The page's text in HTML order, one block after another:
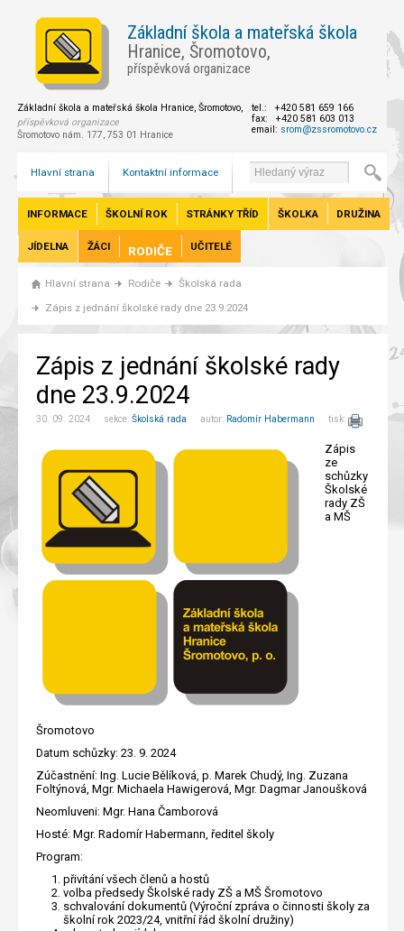
Základní škola a mateřská škola
Hranice, Šromotovo,
příspěvková organizace
Základní škola a mateřská škola Hranice, Šromotovo,
příspěvková organizace
Šromotovo nám. 177, 753 01 Hranice
tel.: +420 581 659 166
fax: +420 581 603 013
email: srom@zssromotovo.cz
Hlavní strana Kontaktní informace
INFORMACE ŠKOLNÍ ROK STRÁNKY TŘÍD ŠKOLKA DRUŽINA
JÍDELNA ŽÁCI RODIČE UČITELÉ
Hlavní strana Rodiče
Školská rada
Zápis z jednání školské rady dne 23.9.2024
Zápis z jednání školské rady
dne 23.9.2024
30. 09. 2024 sekce: Školská rada autor: Radomír Habermann tisk:
Zápis
ze
schůzky
Školské
rady ZŠ
a MŠ
Šromotovo
Datum schůzky: 23. 9. 2024
Zúčastnění: Ing. Lucie Bělíková, p. Marek Chudý, Ing. Zuzana
Foltýnová, Mgr. Michaela Hawigerová, Mgr. Dagmar Janoušková
Neomluveni: Mgr. Hana Čamborová
Hosté: Mgr. Radomír Habermann, ředitel školy
Program:
přivítání všech členů a hostů
volba předsedy Školské rady ZŠ a MŠ Šromotovo
schvalování dokumentů (Výroční zpráva o činnosti školy za
školní rok 2023/24, vnitřní řád školní družiny)